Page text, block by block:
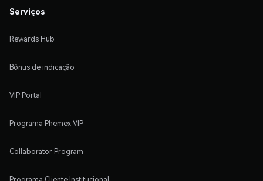
Serviços
Rewards Hub
Bônus de indicação
VIP Portal
Programa Phemex VIP
Collaborator Program